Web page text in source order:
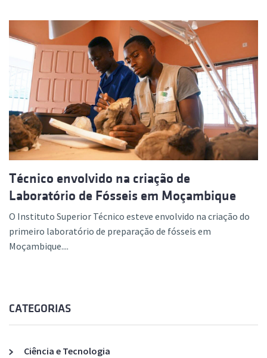
Técnico envolvido na criação de
Laboratório de Fósseis em Moçambique
O Instituto Superior Técnico esteve envolvido na criação do
primeiro laboratório de preparação de fósseis em
Moçambique....
CATEGORIAS
Ciência e Tecnologia